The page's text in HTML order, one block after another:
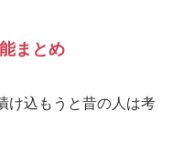
まとめ
け込もうと昔の人は考